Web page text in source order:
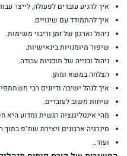
איך להניע עובדים לפעולה, לייצר
איך להתמודד עם שינויים.
ניהול וארגון של זמן וריבוי משימות.
שיפור מיומנויות בינאישיות.
ניהול ובנייה של תוכניות עבודה.
הצלחה במשא ומתן.
איך לנהל ישיבה ודיונים רבי
שיחות משוב לעובדים.
מהי אינטליגנציה רגשית ומדוע היא
סינרגיה ארגונים ויצירת שת"פ בתוך
ועוד…